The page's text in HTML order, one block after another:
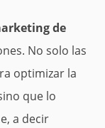
de
No solo las
optimizar la
que lo
a decir